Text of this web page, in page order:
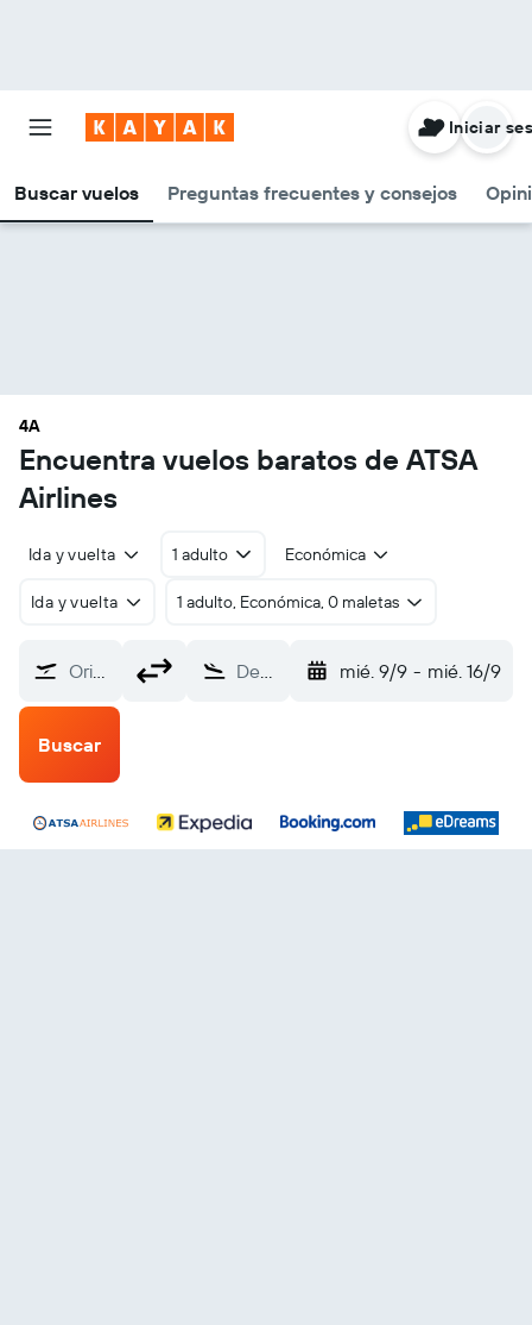
Buscar vuelos Preguntas frecuentes y consejos
Iniciar
4A
Encuentra vuelos baratos de ATSA
Airlines
Ida y vuelta 1 adulto Económica
Ida y vuelta 1 adulto, Económica, 0 maletas
Origen Destino mié. 9/9 - mié. 16/9
Buscar